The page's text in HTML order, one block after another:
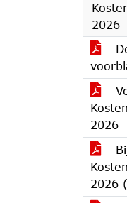
2026
2026
2026